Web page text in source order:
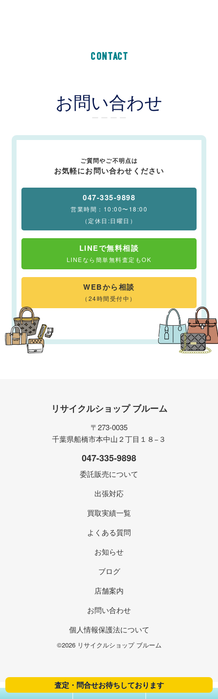
CONTACT
お問い合わせ
ー ー ー ー
ご質問やご不明点は
お気軽にお問い合わせください
047-335-9898
営業時間：10:00〜18:00
（定休日:日曜日）
LINEで無料相談
LINEなら簡単無料査定もOK
WEBから相談
（24時間受付中）
リサイクルショップ ブルーム
〒273-0035
千葉県船橋市本中山２丁目１８−３
047-335-9898
委託販売について
出張対応
買取実績一覧
よくある質問
お知らせ
ブログ
店舗案内
お問い合わせ
個人情報保護法について
©2026 リサイクルショップ ブルーム
査定・問合せお待ちしております